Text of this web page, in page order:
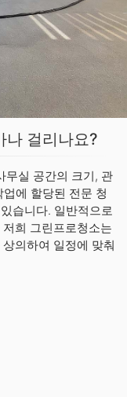
나 걸리나요?
무실 공간의 크기, 관
에 할당된 전문 청
습니다. 일반적으로
희 그린프로청소는
의하여 일정에 맞춰